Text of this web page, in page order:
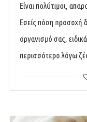
Είναι πολύτιμοι,
Εσείς πόση προσοχή
οργανισμό σας,
περισσότερο λόγω